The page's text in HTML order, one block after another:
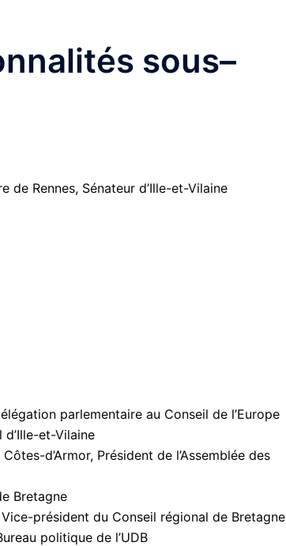
sous–
de Rennes, Sénateur d’Ille-et-Vilaine
parlementaire au Conseil de l’Europe
et-Vilaine
d’Armor, Président de l’Assemblée des
Bretagne
président du Conseil régional de Bretagne
politique de l’UDB